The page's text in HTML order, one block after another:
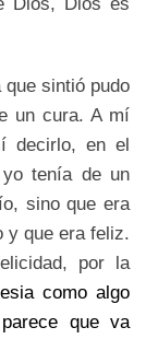
que sintió pudo
un cura. A mí
decirlo, en el
tenía de un
sino que era
y que era feliz.
por la
como algo
que va